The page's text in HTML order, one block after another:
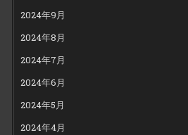
2024年9月
2024年8月
2024年7月
2024年6月
2024年5月
2024年4月